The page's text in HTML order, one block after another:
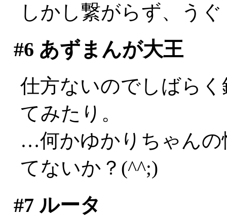
しかし繋がらず、う
#6 あずまんが大王
仕方ないのでしばら
てみたり。
…何かゆかりちゃんの
てないか？(^^;)
#7 ルータ